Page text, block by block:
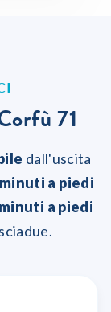
71
dall'uscita
a piedi
a piedi